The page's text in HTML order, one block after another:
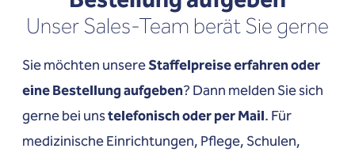
Unser Sales-Team berät Sie gerne
Sie möchten unsereStaffelpreise erfahren oder
eine Bestellung aufgeben? Dann melden Sie sich
gerne bei unstelefonisch oder per Mail. Für
medizinische Einrichtungen, Pflege, Schulen,